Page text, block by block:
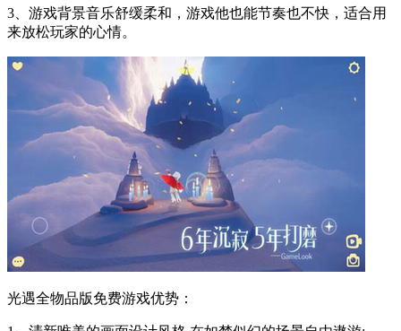
3、游戏背景音乐舒缓柔和，游戏他也能节奏也不快，适合用
来放松玩家的心情。
光遇全物品版免费游戏优势：